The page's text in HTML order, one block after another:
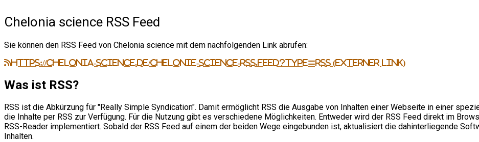
Chelonia science RSS Feed
Sie können den RSS Feed von Chelonia science mit dem nachfolgenden Link abrufen:
https://chelonia-science.de/chelonie-science-rss.feed?type=rss (externer Link)
Was ist RSS?
RSS ist die Abkürzung für "Really Simple Syndication". Damit ermöglicht RSS die Ausgabe von Inhalten einer Webseite in einer
die Inhalte per RSS zur Verfügung. Für die Nutzung gibt es verschiedene Möglichkeiten. Entweder wird der RSS Feed direkt im
RSS-Reader implementiert. Sobald der RSS Feed auf einem der beiden Wege eingebunden ist, aktualisiert die dahinterliegende
Inhalten.